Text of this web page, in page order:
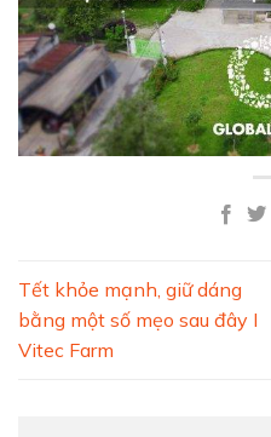
Tết khỏe mạnh, giữ dáng
bằng một số mẹo sau đây I
Vitec Farm